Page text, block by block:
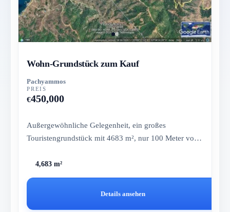
Wohn-Grundstück zum Kauf
Pachyammos
PREIS
€450,000
Außergewöhnliche Gelegenheit, ein großes
Touristengrundstück mit 4683 m², nur 100 Meter vom
4,683 m²
Details ansehen